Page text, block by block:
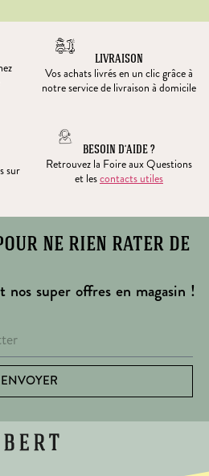
LIVRAISON
Vos achats livrés en un clic grâce à
notre service de livraison à domicile
sur
BESOIN D’AIDE ?
Retrouvez la Foire aux Questions
et lescontacts utiles
ne rien rater de
nos super offres en magasin !
ENVOYER